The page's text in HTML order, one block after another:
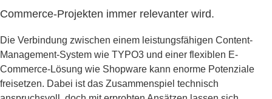
Commerce-Projekten immer relevanter wird.
Die Verbindung zwischen einem leistungsfähigen Content-
Management-System wie TYPO3 und einer flexiblen E-
Commerce-Lösung wie Shopware kann enorme Potenziale
freisetzen. Dabei ist das Zusammenspiel technisch